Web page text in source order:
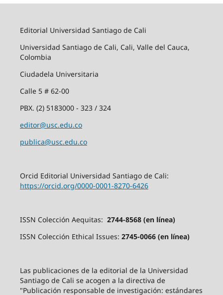
Editorial Universidad Santiago de Cali
Universidad Santiago de Cali, Cali, Valle del Cauca,
Colombia
Ciudadela Universitaria
Calle 5 # 62-00
PBX. (2) 5183000 - 323 / 324
editor@usc.edu.co
publica@usc.edu.co
Orcid Editorial Universidad Santiago de Cali:
https://orcid.org/0000-0001-8270-6426
ISSN Colección Aequitas: 2744-8568 (en línea)
ISSN Colección Ethical Issues: 2745-0066 (en línea)
Las publicaciones de la editorial de la Universidad
Santiago de Cali se acogen a la directiva de
"Publicación responsable de investigación: estándares